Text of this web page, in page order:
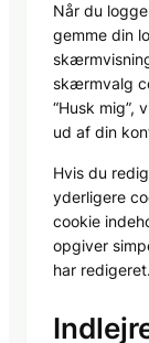
Når du
gemme din
skærmvalg
“Husk mig”,
ud af din
Hvis du
yderligere
cookie
opgiver
har